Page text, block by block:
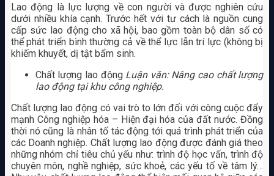
Lao động là lực lượng về con người và được nghiên cứu
dưới nhiều khía cạnh. Trước hết với tư cách là nguồn cung
cấp sức lao động cho xã hội, bao gồm toàn bộ dân số có
thể phát triển bình thường cả về thể lực lẫn trí lực (không bị
khiếm khuyết, dị tật bẩm sinh.
Chất lượng lao động Luận văn: Nâng cao chất lượng
lao động tại khu công nghiệp.
Chất lượng lao động có vai trò to lớn đối với công cuộc đẩy
mạnh Công nghiệp hóa – Hiện đại hóa của đất nước. Đồng
thời nó cũng là nhân tố tác động tới quá trình phát triển của
các Doanh nghiệp. Chất lượng lao động được đánh giá theo
những nhóm chỉ tiêu chủ yếu như: trình độ học vấn, trình độ
chuyên môn, nghề nghiệp, sức khoẻ, các yếu tố về tâm lý…